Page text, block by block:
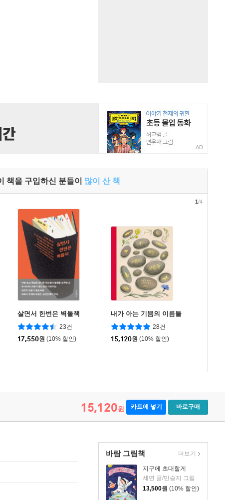
AD
책을 구입하신 분들이 많이 산 책
살면서 한번은 벽돌책
23건
17,550원 (10% 할인)
내가 아는 기쁨의 이름들
28건
15,120원 (10% 할인)
1/4
15,120원 카트에 넣기 바로구매
바람 그림책
지구에 초대할게
세연 글/민승지 그림
13,500원 (10% 할인)
더보기